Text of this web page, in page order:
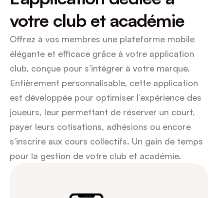
votre club et académie
Offrez à vos membres une plateforme mobile
élégante et efficace grâce à votre application
club, conçue pour s’intégrer à votre marque.
Entièrement personnalisable, cette application
est développée pour optimiser l’expérience des
joueurs, leur permettant de réserver un court,
payer leurs cotisations, adhésions ou encore
s’inscrire aux cours collectifs. Un gain de temps
pour la gestion de votre club et académie.